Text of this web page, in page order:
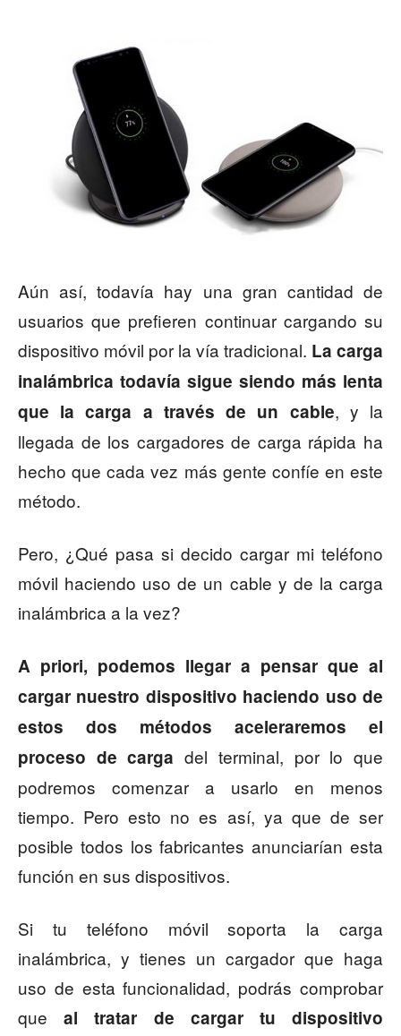
Aún así, todavía hay una gran cantidad de
usuarios que prefieren continuar cargando su
dispositivo móvil por la vía tradicional. La carga
inalámbrica todavía sigue siendo más lenta
que la carga a través de un cable, y la
llegada de los cargadores de carga rápida ha
hecho que cada vez más gente confíe en este
método.
Pero, ¿Qué pasa si decido cargar mi teléfono
móvil haciendo uso de un cable y de la carga
inalámbrica a la vez?
A priori, podemos llegar a pensar que al
cargar nuestro dispositivo haciendo uso de
estos dos métodos aceleraremos el
proceso de carga del terminal, por lo que
podremos comenzar a usarlo en menos
tiempo. Pero esto no es así, ya que de ser
posible todos los fabricantes anunciarían esta
función en sus dispositivos.
Si tu teléfono móvil soporta la carga
inalámbrica, y tienes un cargador que haga
uso de esta funcionalidad, podrás comprobar
que al tratar de cargar tu dispositivo